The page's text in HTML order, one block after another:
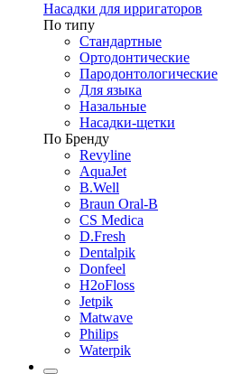
Насадки для ирригаторов
По типу
Стандартные
Ортодонтические
Пародонтологические
Для языка
Назальные
Насадки-щетки
По Бренду
Revyline
AquaJet
B.Well
Braun Oral-B
CS Medica
D.Fresh
Dentalpik
Donfeel
H2oFloss
Jetpik
Matwave
Philips
Waterpik